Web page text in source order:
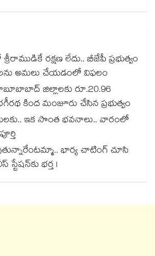
రక్షణ లేదు.. బీజేపీ ప్రభుత్వం
అమలు చేయడంలో విఫలం
జిల్లాలకు రూ.20.96
కింద మంజూరు చేసిన ప్రభుత్వం
ఇక సొంత భవనాలు.. వారంలో
భార్య చాటింగ్ చూసి
భర్త !